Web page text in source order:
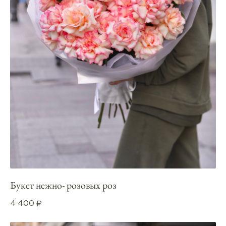
Букет нежно- розовых роз
4 400 ₽